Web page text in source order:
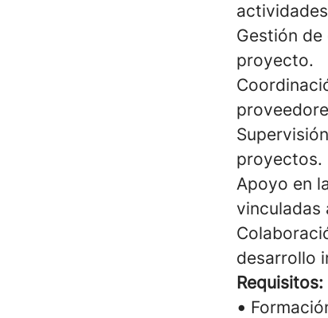
Gestión
proyecto.
proyectos.
Apoyo en
vinculadas
desarrollo
Requisitos:
•